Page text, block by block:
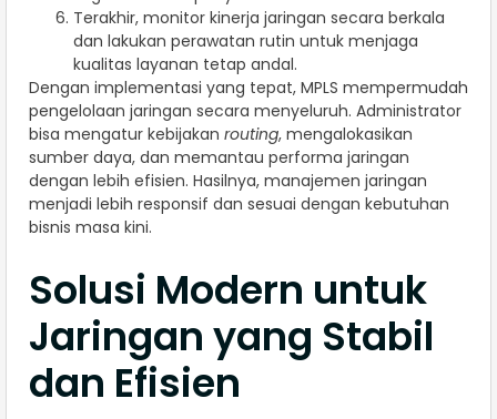
Terakhir, monitor kinerja jaringan secara berkala
dan lakukan perawatan rutin untuk menjaga
kualitas layanan tetap andal.
Dengan implementasi yang tepat, MPLS mempermudah
pengelolaan jaringan secara menyeluruh. Administrator
bisa mengatur kebijakan routing, mengalokasikan
sumber daya, dan memantau performa jaringan
dengan lebih efisien. Hasilnya, manajemen jaringan
menjadi lebih responsif dan sesuai dengan kebutuhan
bisnis masa kini.
Solusi Modern untuk
Jaringan yang Stabil
dan Efisien